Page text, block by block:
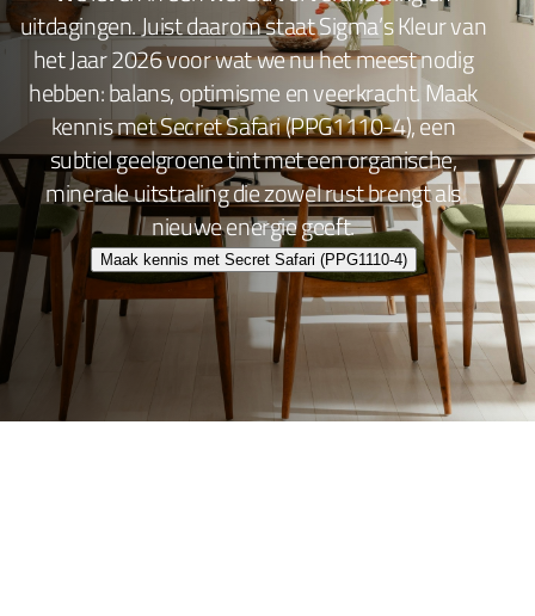
uitdagingen. Juist daarom staat Sigma’s Kleur van
het Jaar 2026 voor wat we nu het meest nodig
hebben: balans, optimisme en veerkracht. Maak
kennis met Secret Safari (PPG1110-4), een
subtiel geelgroene tint met een organische,
minerale uitstraling die zowel rust brengt als
nieuwe energie geeft.
Maak kennis met Secret Safari (PPG1110-4)